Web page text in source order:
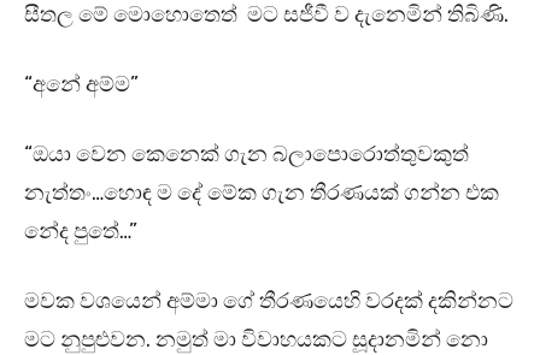
සීතල මේ මොහොතෙත් මට සජීවී ව දැනෙමින් තිබිණි.
“අනේ අම්ම”
“ඔයා වෙන කෙනෙක් ගැන බලාපොරොත්තුවකුත්
නැත්තං…හොඳ ම දේ මේක ගැන තීරණයක් ගන්න එක
නේද පුතේ…”
මවක වශයෙන් අම්මා ගේ තීරණයෙහි වරදක් දකින්නට
මට නුපුළුවන. නමුත් මා විවාහයකට සූදානමින් නො